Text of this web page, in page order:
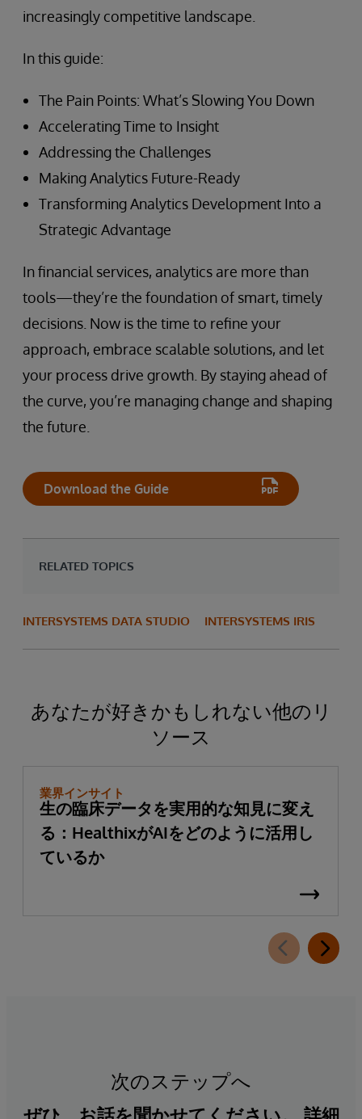
increasingly competitive landscape.
In this guide:
The Pain Points: What’s Slowing You Down
Accelerating Time to Insight
Addressing the Challenges
Making Analytics Future-Ready
Transforming Analytics Development Into a
Strategic Advantage
In financial services, analytics are more than
tools—they’re the foundation of smart, timely
decisions. Now is the time to refine your
approach, embrace scalable solutions, and let
your process drive growth. By staying ahead of
the curve, you’re managing change and shaping
the future.
Download the Guide
RELATED TOPICS
INTERSYSTEMS DATA STUDIO INTERSYSTEMS IRIS
あなたが好きかもしれない他のリ
ソース
業界インサイト
生の臨床データを実用的な知見に変え
る：HealthixがAIをどのように活用し
ているか
次のステップへ
ぜひ、お話を聞かせてください。 詳細